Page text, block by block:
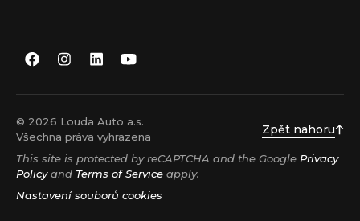
© 2026 Louda Auto a.s.
Všechna práva vyhrazena
Zpět nahoru
This site is protected by reCAPTCHA and the Google Privacy
Policyand Terms of Service apply.
Nastavení souborů cookies